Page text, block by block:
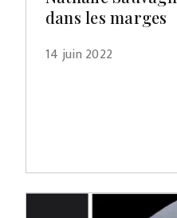
dans les marges
14 juin 2022